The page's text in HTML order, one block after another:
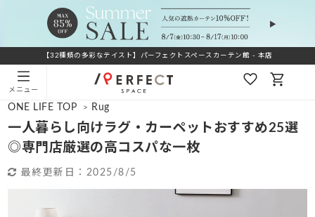
【32種類の多彩なテイスト】パーフェクトスペースカーテン館 - 本店
メニュー
ONE LIFE TOP > Rug
一人暮らし向けラグ・カーペットおすすめ25選
◎専門店厳選の高コスパな一枚
最終更新日： 2025/8/5